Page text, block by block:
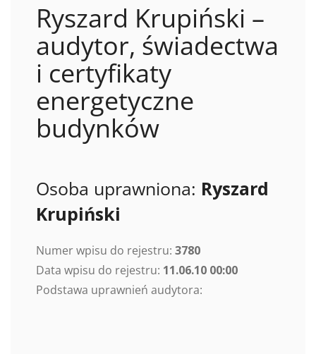
Ryszard Krupiński –
audytor, świadectwa
i certyfikaty
energetyczne
budynków
Osoba uprawniona: Ryszard
Krupiński
Numer wpisu do rejestru: 3780
Data wpisu do rejestru: 11.06.10 00:00
Podstawa uprawnień audytora: